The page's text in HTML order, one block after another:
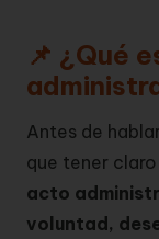
📌 ¿Qué
Antes de
que tener claro
acto
voluntad,